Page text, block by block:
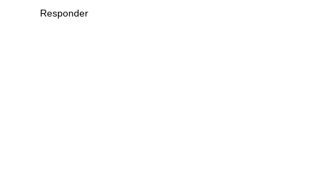
Responder